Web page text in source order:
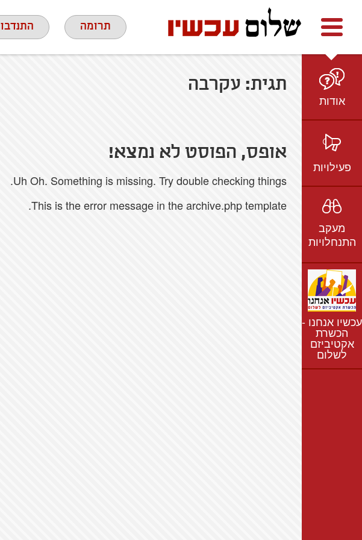
תרומה התנדבו Facebookyoutube twitter
אודות
הצוות
חזון ועמדות
אמיל גרינצווייג
שקיפות
פעילויות
ברשת
בתקשורת
וידאו
מעקב
התנחלויות
נתונים
חדשות
נושאים
רשימת התנחלויות
מפת התנחלויות
עכשיו אנחנו -
הכשרת
אקטיביזם
לשלום
תגית: עקרבה
אופס, הפוסט לא נמצא!
Uh Oh. Something is missing. Try double checking things.
This is the error message in the archive.php template.